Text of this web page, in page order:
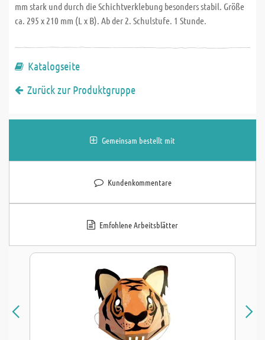
mm stark und durch die Schichtverklebung besonders stabil. Größe
ca. 295 x 210 mm (L x B). Ab der 2. Schulstufe. 1 Stunde.
Katalogseite
Zurück zur Produktgruppe
Gemeinsam bestellt mit
Kundenkommentare
Emfohlene Arbeitsblätter